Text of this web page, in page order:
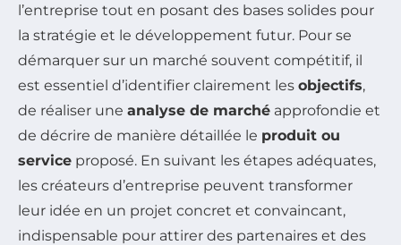
l’entreprise tout en posant des bases solides pour
la stratégie et le développement futur. Pour se
démarquer sur un marché souvent compétitif, il
est essentiel d’identifier clairement les objectifs,
de réaliser une analyse de marché approfondie et
de décrire de manière détaillée le produit ou
service proposé. En suivant les étapes adéquates,
les créateurs d’entreprise peuvent transformer
leur idée en un projet concret et convaincant,
indispensable pour attirer des partenaires et des